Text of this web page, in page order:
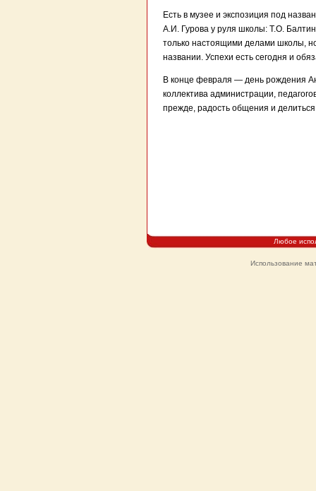
Есть в музее и экспозиция под
А.И. Гурова у руля школы: Т.О.
только настоящими делами школы,
названии. Успехи есть сегодня и
В конце февраля — день рождения
коллектива администрации,
прежде, радость общения и
Любое
Использование